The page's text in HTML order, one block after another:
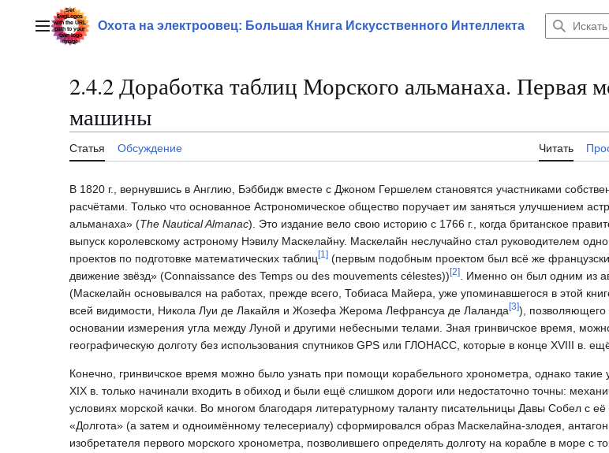
содержаниюГлавное менюОхота на электроовец: Большая Книга Искусственного Интеллекта
2.4.2 Доработка таблиц Морского альманаха. Первая
машины
Статья Обсуждение Читать
В 1820 г., вернувшись в Англию, Бэббидж вместе с Джоном Гершелем становятся участниками
расчётами. Только что основанное Астрономическое общество поручает им заняться улучшением
альманаха» (The Nautical Almanac). Это издание вело свою историю с 1766 г., когда британское
выпуск королевскому астроному Нэвилу Маскелайну. Маскелайн неслучайно стал руководителем
проектов по подготовке математических таблиц [1 ] (первым подобным проектом был всё же
движение звёзд» (Connaissance des Temps ou des mouvements célestes)) [2]
. Именно он был одним из
(Маскелайн основывался на работах, прежде всего, Тобиаса Майера, уже упоминавшегося в этой
всей видимости, Никола Луи де Лакайля и Жозефа Жерома Лефрансуа де Лаланда [3]), позволяющего
основании измерения угла между Луной и другими небесными телами. Зная гринвичское время,
географическую долготу без использования спутников GPS или ГЛОНАСС, которые в конце XVIII в.
Конечно, гринвичское время можно было узнать при помощи корабельного хронометра, однако такие
XIX в. только начинали входить в обиход и были ещё слишком дороги или недостаточно точны:
условиях морской качки. Во многом благодаря литературному таланту писательницы Давы Собел с
«Долгота» (а затем и одноимённому телесериалу) сформировался образ Маскелайна-злодея,
изобретателя первого морского хронометра, позволившего определять долготу на корабле в море с